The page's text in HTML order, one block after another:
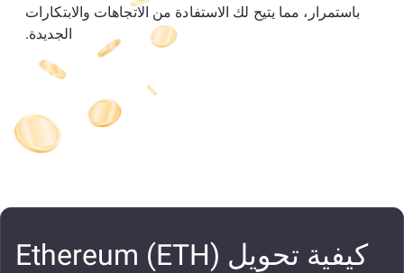
باستمرار، مما يتيح لك الاستفادة من الاتجاهات والابتكارات
الجديدة.
كيفية تحويل Ethereum (ETH)